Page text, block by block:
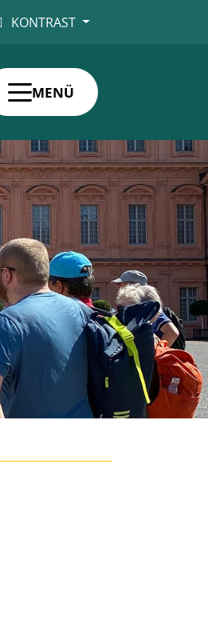
KONTRAST
MENÜ